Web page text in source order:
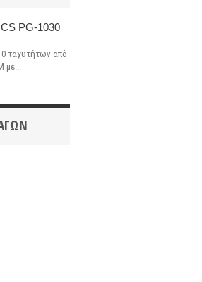
PG-1030
ταχυτήτων από
με...